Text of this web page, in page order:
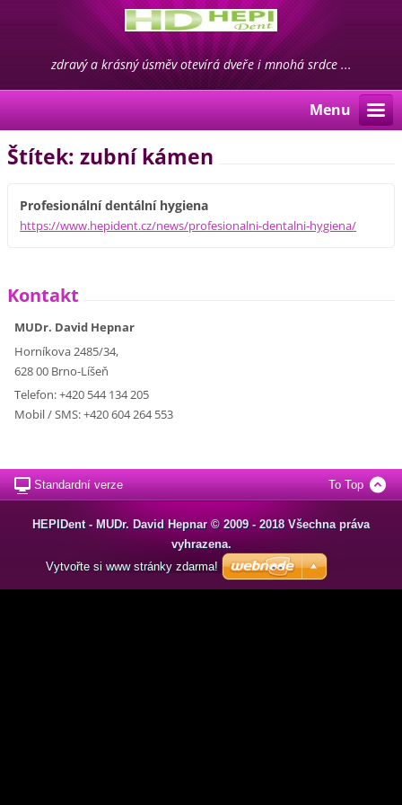
zdravý a krásný úsměv otevírá dveře i mnohá srdce ...
Menu
Štítek: zubní kámen
Profesionální dentální hygiena
https://www.hepident.cz/news/profesionalni-dentalni-hygiena/
Kontakt
MUDr. David Hepnar
Horníkova 2485/34,
628 00 Brno-Líšeň
Telefon: +420 544 134 205
Mobil / SMS: +420 604 264 553
Standardní verze To Top
HEPIDent - MUDr. David Hepnar © 2009 - 2018 Všechna práva
vyhrazena.
Vytvořte si www stránky zdarma!